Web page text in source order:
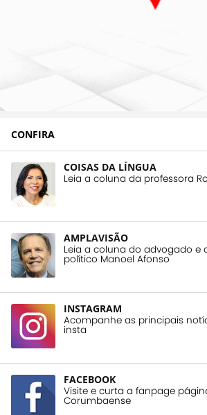
CONFIRA
COISAS DA LÍNGUA
Leia a coluna da professora
AMPLAVISÃO
Leia a coluna do advogado e
político Manoel Afonso
INSTAGRAM
Acompanhe as principais
insta
FACEBOOK
Visite e curta a fanpage
Corumbaense